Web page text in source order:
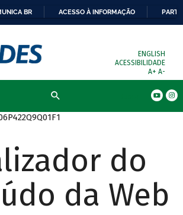
BR ACESSO À INFORMAÇÃO
ENGLISH
ACESSIBILIDADE
A+ A-
do
da Web